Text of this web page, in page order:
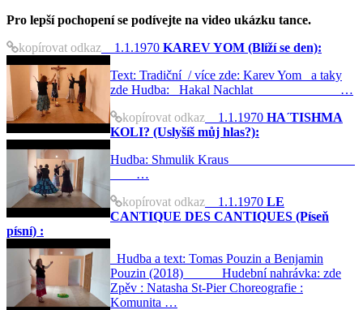
Pro lepší pochopení se podívejte na video ukázku tance.
kopírovat odkaz 1.1.1970 KAREV YOM (Blíží se den):
Text: Tradiční / více zde: Karev Yom a taky
zde Hudba: Hakal Nachlat …
kopírovat odkaz 1.1.1970 HA´TISHMA
KOLI? (Uslyšíš můj hlas?):
Hudba: Shmulik Kraus
…
kopírovat odkaz 1.1.1970 LE
CANTIQUE DES CANTIQUES (Píseň
písní) :
Hudba a text: Tomas Pouzin a Benjamin
Pouzin (2018) Hudební nahrávka: zde
Zpěv : Natasha St-Pier Choreografie :
Komunita …